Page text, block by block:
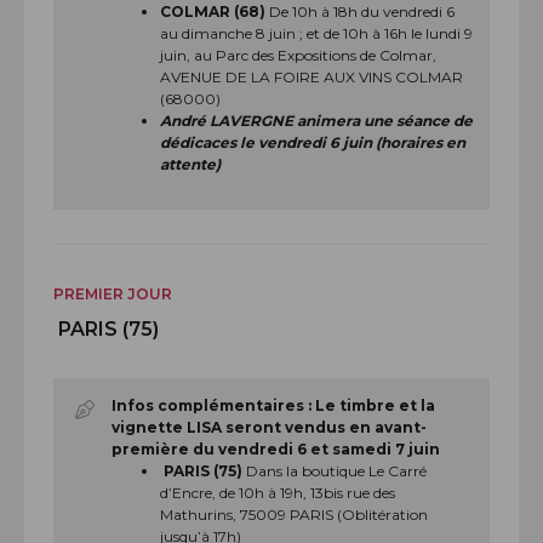
COLMAR (68) De 10h à 18h du vendredi 6
au dimanche 8 juin ; et de 10h à 16h le lundi 9
juin, au Parc des Expositions de Colmar,
AVENUE DE LA FOIRE AUX VINS COLMAR
(68000)
André LAVERGNE animera une séance de
dédicaces le vendredi 6 juin (horaires en
attente)
PREMIER JOUR
PARIS (75)
Infos complémentaires : Le timbre et la
vignette LISA seront vendus en avant-
première du vendredi 6 et samedi 7 juin
PARIS (75) Dans la boutique Le Carré
d’Encre, de 10h à 19h, 13bis rue des
Mathurins, 75009 PARIS (Oblitération
jusqu’à 17h)